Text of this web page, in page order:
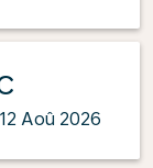
Aoû 2026